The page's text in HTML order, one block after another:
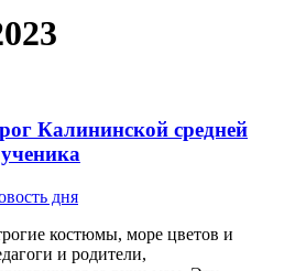
Калининской средней
дня
костюмы, море цветов и
и родители,